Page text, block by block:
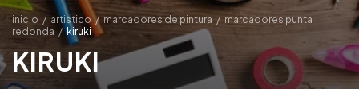
inicio / artistico / marcadores de pintura / marcadores punta
redonda / kiruki
KIRUKI